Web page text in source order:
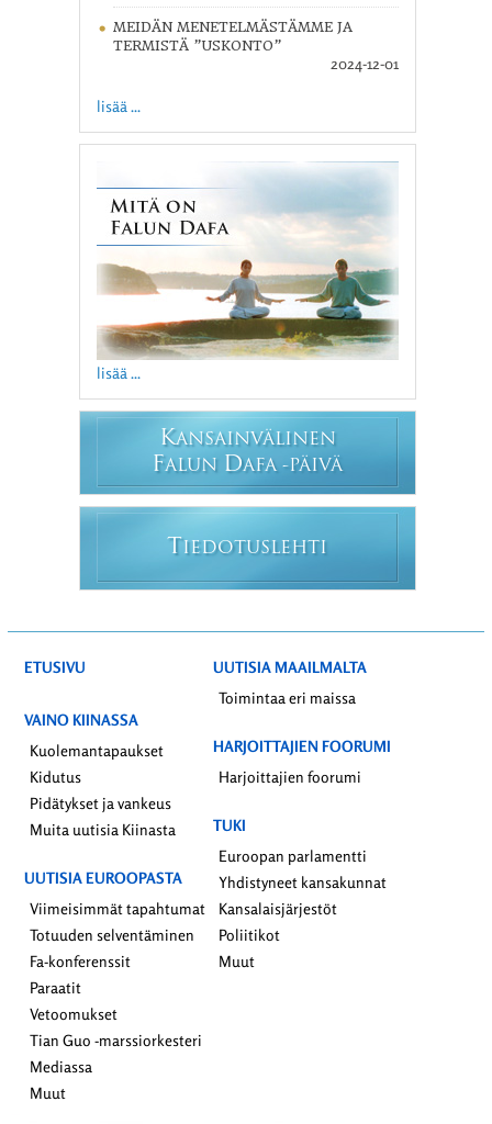
MEIDÄN MENETELMÄSTÄMME JA
TERMISTÄ ”USKONTO”
2024-12-01
lisää ...
lisää ...
KANSAINVÄLINEN
FALUN DAFA -PÄIVÄ
T IEDOTUSLEHTI
ETUSIVU
VAINO KIINASSA
Kuolemantapaukset
Kidutus
Pidätykset ja vankeus
Muita uutisia Kiinasta
UUTISIA EUROOPASTA
Viimeisimmät tapahtumat
Totuuden selventäminen
Fa-konferenssit
Paraatit
Vetoomukset
Tian Guo -marssiorkesteri
Mediassa
Muut
UUTISIA MAAILMALTA
Toimintaa eri maissa
HARJOITTAJIEN FOORUMI
Harjoittajien foorumi
TUKI
Euroopan parlamentti
Yhdistyneet kansakunnat
Kansalaisjärjestöt
Poliitikot
Muut